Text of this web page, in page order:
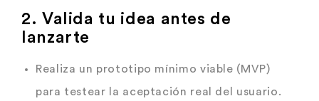
2. Valida tu idea antes de
lanzarte
Realiza un prototipo mínimo viable (MVP)
para testear la aceptación real del usuario.